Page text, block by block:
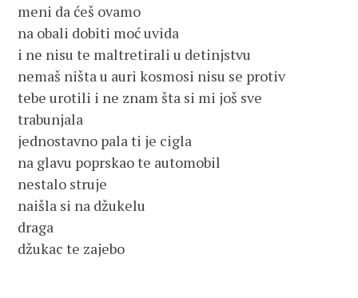
meni da ćeš ovamo
na obali dobiti moć uvida
i ne nisu te maltretirali u detinjstvu
nemaš ništa u auri kosmosi nisu se protiv
tebe urotili i ne znam šta si mi još sve
trabunjala
jednostavno pala ti je cigla
na glavu poprskao te automobil
nestalo struje
naišla si na džukelu
draga
džukac te zajebo